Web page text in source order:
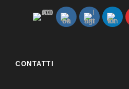
CONTATTI